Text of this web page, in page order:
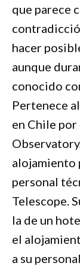
que parece
hacer
aunque
conocido
Pertenece
en Chile
alojamiento
personal
Telescope.
la de un
el
a su